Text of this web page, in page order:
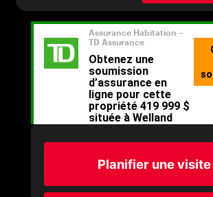
Planifier une visite